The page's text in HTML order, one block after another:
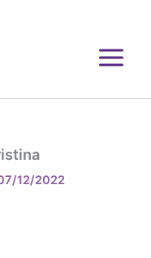
12/2022